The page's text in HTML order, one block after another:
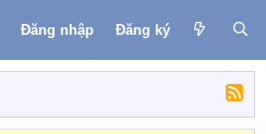
Đăng nhập Đăng ký